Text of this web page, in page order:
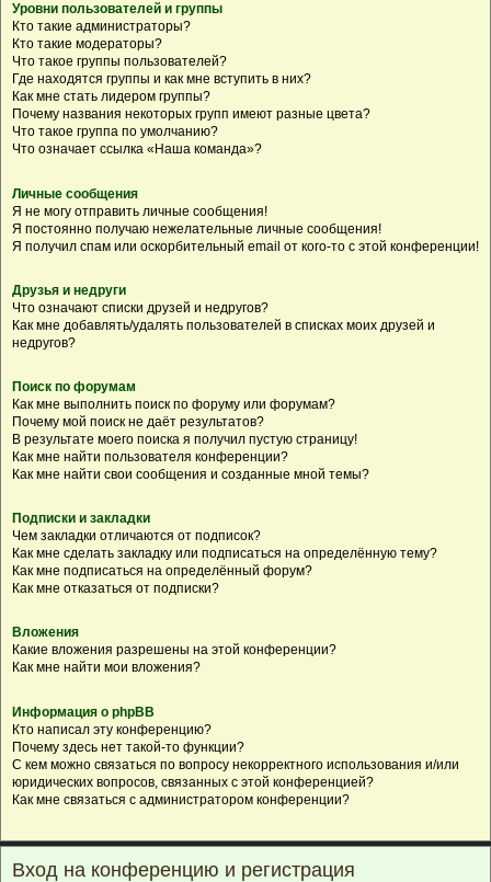
Уровни пользователей и группы
Кто такие администраторы?
Кто такие модераторы?
Что такое группы пользователей?
Где находятся группы и как мне вступить в них?
Как мне стать лидером группы?
Почему названия некоторых групп имеют разные цвета?
Что такое группа по умолчанию?
Что означает ссылка «Наша команда»?
Личные сообщения
Я не могу отправить личные сообщения!
Я постоянно получаю нежелательные личные сообщения!
Я получил спам или оскорбительный email от кого-то с этой конференции!
Друзья и недруги
Что означают списки друзей и недругов?
Как мне добавлять/удалять пользователей в списках моих друзей и
недругов?
Поиск по форумам
Как мне выполнить поиск по форуму или форумам?
Почему мой поиск не даёт результатов?
В результате моего поиска я получил пустую страницу!
Как мне найти пользователя конференции?
Как мне найти свои сообщения и созданные мной темы?
Подписки и закладки
Чем закладки отличаются от подписок?
Как мне сделать закладку или подписаться на определённую тему?
Как мне подписаться на определённый форум?
Как мне отказаться от подписки?
Вложения
Какие вложения разрешены на этой конференции?
Как мне найти мои вложения?
Информация о phpBB
Кто написал эту конференцию?
Почему здесь нет такой-то функции?
С кем можно связаться по вопросу некорректного использования и/или
юридических вопросов, связанных с этой конференцией?
Как мне связаться с администратором конференции?
Вход на конференцию и регистрация